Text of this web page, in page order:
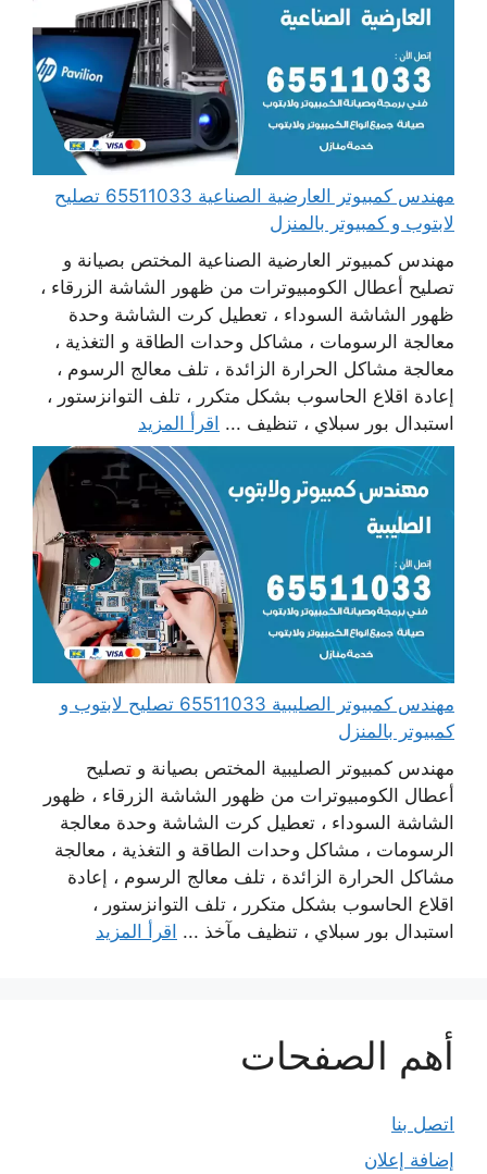
مهندس كمبيوتر العارضية الصناعية 65511033 تصليح
لابتوب و كمبيوتر بالمنزل
مهندس كمبيوتر العارضية الصناعية المختص بصيانة و
تصليح أعطال الكومبيوترات من ظهور الشاشة الزرقاء ،
ظهور الشاشة السوداء ، تعطيل كرت الشاشة وحدة
معالجة الرسومات ، مشاكل وحدات الطاقة و التغذية ،
معالجة مشاكل الحرارة الزائدة ، تلف معالج الرسوم ،
إعادة اقلاع الحاسوب بشكل متكرر ، تلف التوانزستور ،
استبدال بور سبلاي ، تنظيف ... اقرأ المزيد
مهندس كمبيوتر الصليبية 65511033 تصليح لابتوب و
كمبيوتر بالمنزل
مهندس كمبيوتر الصليبية المختص بصيانة و تصليح
أعطال الكومبيوترات من ظهور الشاشة الزرقاء ، ظهور
الشاشة السوداء ، تعطيل كرت الشاشة وحدة معالجة
الرسومات ، مشاكل وحدات الطاقة و التغذية ، معالجة
مشاكل الحرارة الزائدة ، تلف معالج الرسوم ، إعادة
اقلاع الحاسوب بشكل متكرر ، تلف التوانزستور ،
استبدال بور سبلاي ، تنظيف مآخذ ... اقرأ المزيد
أهم الصفحات
اتصل بنا
إضافة إعلان